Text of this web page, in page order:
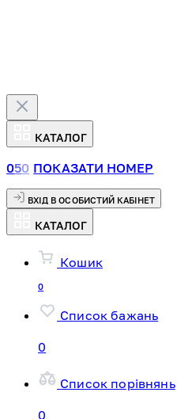
КАТАЛОГ
050 ПОКАЗАТИ НОМЕР
ВХІД В ОСОБИСТИЙ КАБІНЕТ
КАТАЛОГ
Кошик
0
Список бажань
0
Список порівнянь
0